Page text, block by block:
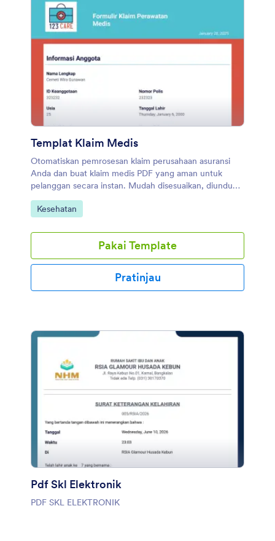
Anda tidak perlu khawatir tentang data Anda karena
templat kami melindungi dengan HIPAA Compliant.
Anda dapat menggunakan templat PDF Rekam Medis
Pasien ini dengan HIPAA Compliant.
Templat Klaim Medis
Otomatiskan pemrosesan klaim perusahaan asuransi
Anda dan buat klaim medis PDF yang aman untuk
pelanggan secara instan. Mudah disesuaikan, diunduh,
dan dicetak.
Buka Kategori:
Kesehatan
Pakai Template
Pratinjau
Pdf Skl Elektronik
PDF SKL ELEKTRONIK